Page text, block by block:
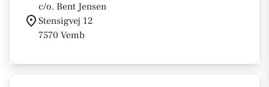
c/o. Bent Jensen
Stensigvej 12
7570 Vemb